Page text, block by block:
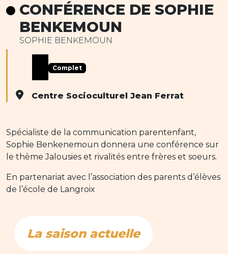
CONFÉRENCE DE SOPHIE
BENKEMOUN
SOPHIE BENKEMOUN
Complet
Centre Socioculturel Jean Ferrat
Spécialiste de la communication parentenfant,
Sophie Benkenemoun donnera une conférence sur
le thème Jalousies et rivalités entre frères et soeurs.
En partenariat avec l’association des parents d’élèves
de l’école de Langroix
La saison actuelle